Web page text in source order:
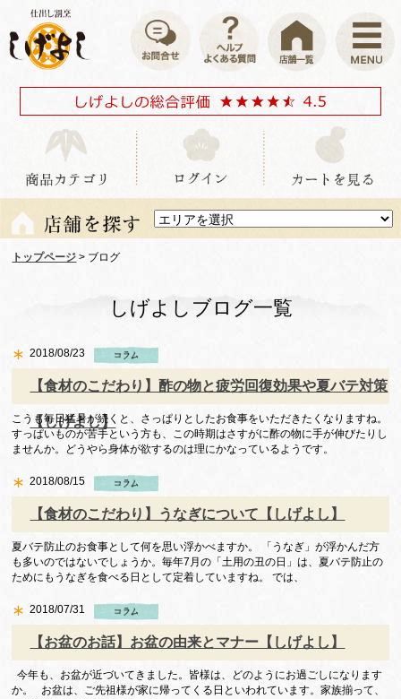
トップページ > ブログ
しげよしブログ一覧
2018/08/23
【食材のこだわり】酢の物と疲労回復効果や夏バテ対策
【しげよし】
こうも毎日猛暑が続くと、さっぱりとしたお食事をいただきたくなりますね。
すっぱいものが苦手という方も、この時期はさすがに酢の物に手が伸びたりし
ませんか。どうやら身体が欲するのは理にかなっているようです。
2018/08/15
【食材のこだわり】うなぎについて【しげよし】
夏バテ防止のお食事として何を思い浮かべますか。 「うなぎ」が浮かんだ方
も多いのではないでしょうか。毎年7月の「土用の丑の日」は、夏バテ防止の
ためにもうなぎを食べる日として定着していますね。 では、
2018/07/31
【お盆のお話】お盆の由来とマナー【しげよし】
今年も、お盆が近づいてきました。皆様は、どのようにお過ごしになります
か。 お盆は、ご先祖様が家に帰ってくる日といわれています。家族揃って、